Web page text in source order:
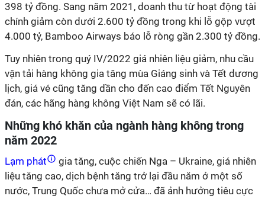
398 tỷ đồng. Sang năm 2021, doanh thu từ hoạt động tài
chính giảm còn dưới 2.600 tỷ đồng trong khi lỗ gộp vượt
4.000 tỷ, Bamboo Airways báo lỗ ròng gần 2.300 tỷ đồng.
Tuy nhiên trong quý IV/2022 giá nhiên liệu giảm, nhu cầu
vận tải hàng không gia tăng mùa Giáng sinh và Tết dương
lịch, giá vé cũng tăng dần cho đến cao điểm Tết Nguyên
đán, các hãng hàng không Việt Nam sẽ có lãi.
Những khó khăn của ngành hàng không trong
năm 2022
Lạm phát
gia tăng, cuộc chiến Nga – Ukraine, giá nhiên
liệu tăng cao, dịch bệnh tăng trở lại đầu năm ở một số
nước, Trung Quốc chưa mở cửa… đã ảnh hưởng tiêu cực